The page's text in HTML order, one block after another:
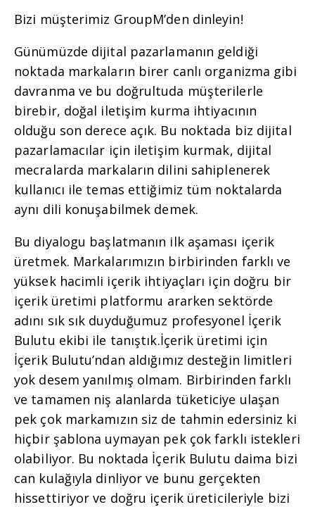
Bizi müşterimiz GroupM’den dinleyin!
Günümüzde dijital pazarlamanın geldiği
noktada markaların birer canlı organizma gibi
davranma ve bu doğrultuda müşterilerle
birebir, doğal iletişim kurma ihtiyacının
olduğu son derece açık. Bu noktada biz dijital
pazarlamacılar için iletişim kurmak, dijital
mecralarda markaların dilini sahiplenerek
kullanıcı ile temas ettiğimiz tüm noktalarda
aynı dili konuşabilmek demek.
Bu diyalogu başlatmanın ilk aşaması içerik
üretmek. Markalarımızın birbirinden farklı ve
yüksek hacimli içerik ihtiyaçları için doğru bir
içerik üretimi platformu ararken sektörde
adını sık sık duyduğumuz profesyonel İçerik
Bulutu ekibi ile tanıştık.İçerik üretimi için
İçerik Bulutu’ndan aldığımız desteğin limitleri
yok desem yanılmış olmam. Birbirinden farklı
ve tamamen niş alanlarda tüketiciye ulaşan
pek çok markamızın siz de tahmin edersiniz ki
hiçbir şablona uymayan pek çok farklı istekleri
olabiliyor. Bu noktada İçerik Bulutu daima bizi
can kulağıyla dinliyor ve bunu gerçekten
hissettiriyor ve doğru içerik üreticileriyle bizi